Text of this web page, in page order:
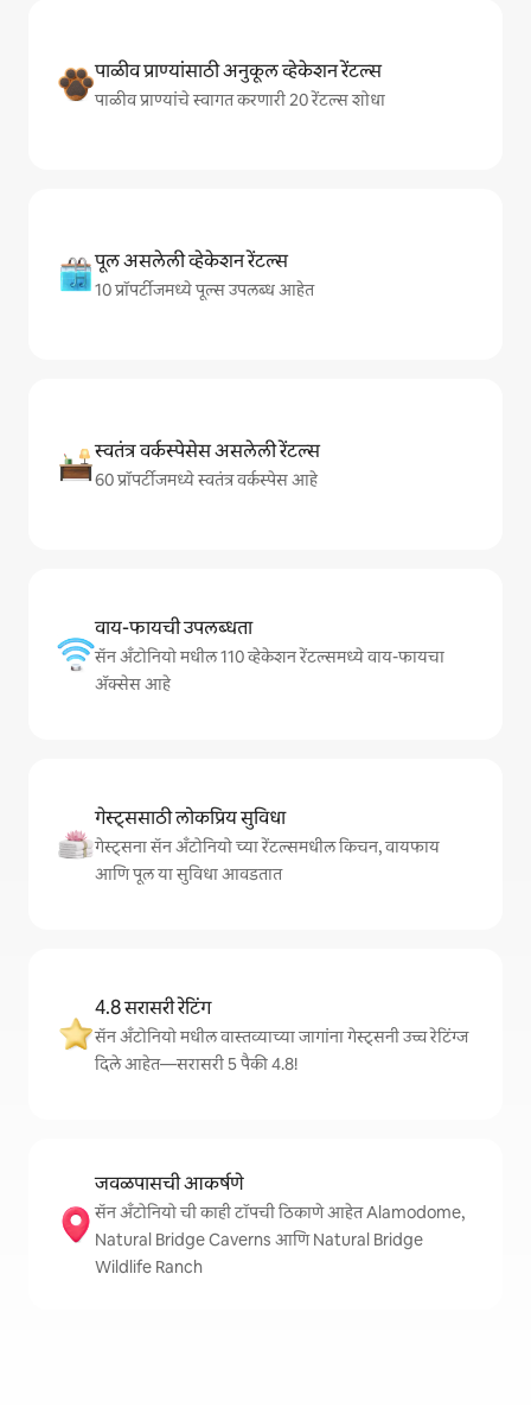
पाळीव प्राण्यांसाठी अनुकूल व्हेकेशन रेंटल्स
पाळीव प्राण्यांचे स्वागत करणारी 20 रेंटल्स शोधा
पूल असलेली व्हेकेशन रेंटल्स
10 प्रॉपर्टीजमध्ये पूल्स उपलब्ध आहेत
स्वतंत्र वर्कस्पेसेस असलेली रेंटल्स
60 प्रॉपर्टीजमध्ये स्वतंत्र वर्कस्पेस आहे
वाय-फायची उपलब्धता
सॅन अँटोनियो मधील 110 व्हेकेशन रेंटल्समध्ये वाय-फायचा
अ‍ॅक्सेस आहे
गेस्ट्ससाठी लोकप्रिय सुविधा
गेस्ट्सना सॅन अँटोनियो च्या रेंटल्समधील किचन, वायफाय
आणि पूल या सुविधा आवडतात
4.8 सरासरी रेटिंग
सॅन अँटोनियो मधील वास्तव्याच्या जागांना गेस्ट्सनी उच्च रेटिंग्ज
दिले आहेत—सरासरी 5 पैकी 4.8!
जवळपासची आकर्षणे
सॅन अँटोनियो ची काही टॉपची ठिकाणे आहेत Alamodome,
Natural Bridge Caverns आणि Natural Bridge
Wildlife Ranch